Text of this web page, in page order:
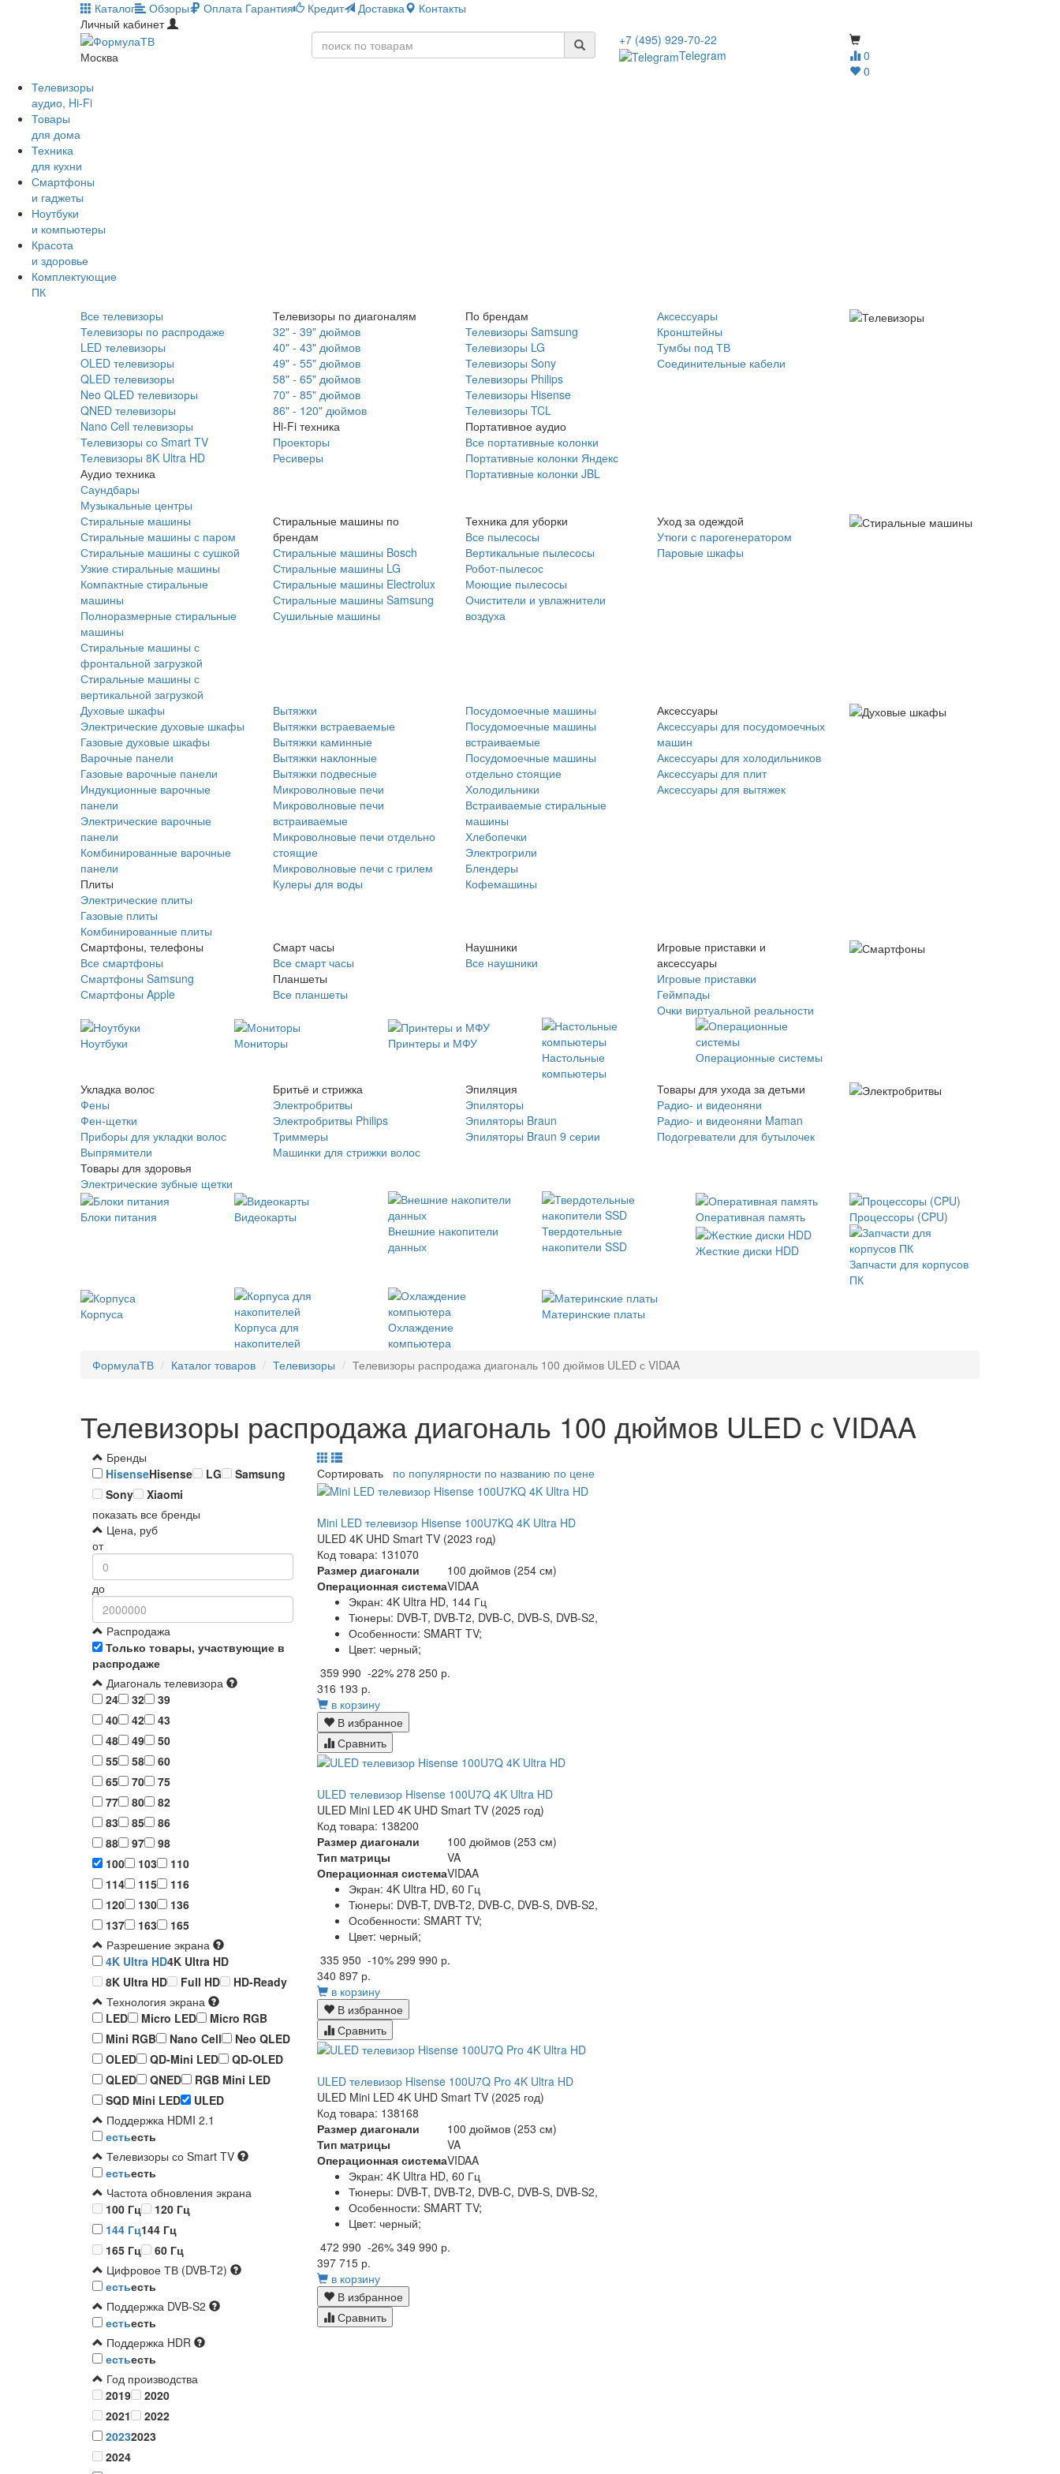
Каталог Обзоры Оплата Гарантия Кредит Доставка
Контакты
Личный кабинет
Москва
0
0
+7 (495) 929-70-22
Telegram
Телевизоры
аудио, Hi-Fi
Товары
для дома
Техника
для кухни
Смартфоны
и гаджеты
Ноутбуки
и компьютеры
Красота
и здоровье
Комплектующие
ПК
Все телевизоры
Телевизоры по распродаже
LED телевизоры
OLED телевизоры
QLED телевизоры
Neo QLED телевизоры
QNED телевизоры
Nano Cell телевизоры
Телевизоры со Smart TV
Телевизоры 8K Ultra HD
Аудио техника
Саундбары
Музыкальные центры
Телевизоры по диагоналям
32" - 39" дюймов
40" - 43" дюймов
49" - 55" дюймов
58" - 65" дюймов
70" - 85" дюймов
86" - 120" дюймов
Hi-Fi техника
Проекторы
Ресиверы
По брендам
Телевизоры Samsung
Телевизоры LG
Телевизоры Sony
Телевизоры Philips
Телевизоры Hisense
Телевизоры TCL
Портативное аудио
Все портативные колонки
Портативные колонки Яндекс
Портативные колонки JBL
Аксессуары
Кронштейны
Тумбы под ТВ
Соединительные кабели
Стиральные машины
Стиральные машины с паром
Стиральные машины с сушкой
Узкие стиральные машины
Компактные стиральные
машины
Полноразмерные стиральные
машины
Стиральные машины с
фронтальной загрузкой
Стиральные машины с
вертикальной загрузкой
Стиральные машины по
брендам
Стиральные машины Bosch
Стиральные машины LG
Стиральные машины Electrolux
Стиральные машины Samsung
Сушильные машины
Техника для уборки
Все пылесосы
Вертикальные пылесосы
Робот-пылесос
Моющие пылесосы
Очистители и увлажнители
воздуха
Уход за одеждой
Утюги с парогенератором
Паровые шкафы
Духовые шкафы
Электрические духовые шкафы
Газовые духовые шкафы
Варочные панели
Газовые варочные панели
Индукционные варочные
панели
Электрические варочные
панели
Комбинированные варочные
панели
Плиты
Электрические плиты
Газовые плиты
Комбинированные плиты
Вытяжки
Вытяжки встраеваемые
Вытяжки каминные
Вытяжки наклонные
Вытяжки подвесные
Микроволновые печи
Микроволновые печи
встраиваемые
Микроволновые печи отдельно
стоящие
Микроволновые печи с грилем
Кулеры для воды
Посудомоечные машины
Посудомоечные машины
встраиваемые
Посудомоечные машины
отдельно стоящие
Холодильники
Встраиваемые стиральные
машины
Хлебопечки
Электрогрили
Блендеры
Кофемашины
Аксессуары
Аксессуары для посудомоечных
машин
Аксессуары для холодильников
Аксессуары для плит
Аксессуары для вытяжек
Смартфоны, телефоны
Все смартфоны
Смартфоны Samsung
Смартфоны Apple
Смарт часы
Все смарт часы
Планшеты
Все планшеты
Наушники
Все наушники
Игровые приставки и
аксессуары
Игровые приставки
Геймпады
Очки виртуальной реальности
Ноутбуки Мониторы
Принтеры и МФУ
Настольные
компьютеры
Операционные системы
Укладка волос
Фены
Фен-щетки
Приборы для укладки волос
Выпрямители
Товары для здоровья
Электрические зубные щетки
Бритьё и стрижка
Электробритвы
Электробритвы Philips
Триммеры
Машинки для стрижки волос
Эпиляция
Эпиляторы
Эпиляторы Braun
Эпиляторы Braun 9 серии
Товары для ухода за детьми
Радио- и видеоняни
Радио- и видеоняни Maman
Подогреватели для бутылочек
Блоки питания
Видеокарты
Внешние накопители
данных
Твердотельные
накопители SSD
Оперативная память Процессоры (CPU)
Жесткие диски HDD
Запчасти для корпусов
ПК
Корпуса
Корпуса для
накопителей
Охлаждение
компьютера
Материнские платы
ФормулаТВ Каталог товаров Телевизоры Телевизоры распродажа диагональ 100 дюймов ULED с VIDAA
Телевизоры распродажа диагональ 100 дюймов ULED с VIDAA
Бренды
HisenseHisense LG
Samsung
Sony
Xiaomi
показать все бренды
Цена, руб
от
до
Распродажа
Только товары, участвующие в
распродаже
Диагональ телевизора
24
32
39
40
42
43
48
49
50
55
58
60
65
70
75
77
80
82
83
85
86
88
97
98
100
103
110
114
115
116
120
130
136
137
163
165
Разрешение экрана
4K Ultra HD4K Ultra HD
8K Ultra HD
Full HD
HD-Ready
Технология экрана
LED
Micro LED
Micro RGB
Mini RGB
Nano Cell
Neo QLED
OLED
QD-Mini LED
QD-OLED
QLED
QNED
RGB Mini LED
SQD Mini LED
ULED
Поддержка HDMI 2.1
естьесть
Телевизоры со Smart TV
естьесть
Частота обновления экрана
100 Гц
120 Гц
144 Гц144 Гц
165 Гц
60 Гц
Цифровое ТВ (DVB-T2)
естьесть
Поддержка DVB-S2
естьесть
Поддержка HDR
естьесть
Год производства
2019
2020
2021
2022
20232023
2024
Сортировать по популярности по названию по цене
Mini LED телевизор Hisense 100U7KQ 4K Ultra HD
ULED 4K UHD Smart TV (2023 год)
Код товара: 131070
Размер диагонали
100 дюймов (254 см)
Операционная системаVIDAA
Экран: 4K Ultra HD, 144 Гц
Тюнеры: DVB-T, DVB-T2, DVB-C, DVB-S, DVB-S2,
Особенности: SMART TV;
Цвет: черный;
359 990 -22% 278 250 р.
316 193 р.
в корзину
В избранное
Сравнить
ULED телевизор Hisense 100U7Q 4K Ultra HD
ULED Mini LED 4K UHD Smart TV (2025 год)
Код товара: 138200
Размер диагонали
100 дюймов (253 см)
Тип матрицы
VA
Операционная системаVIDAA
Экран: 4K Ultra HD, 60 Гц
Тюнеры: DVB-T, DVB-T2, DVB-C, DVB-S, DVB-S2,
Особенности: SMART TV;
Цвет: черный;
335 950 -10% 299 990 р.
340 897 р.
в корзину
В избранное
Сравнить
ULED телевизор Hisense 100U7Q Pro 4K Ultra HD
ULED Mini LED 4K UHD Smart TV (2025 год)
Код товара: 138168
Размер диагонали
100 дюймов (253 см)
Тип матрицы
VA
Операционная системаVIDAA
Экран: 4K Ultra HD, 60 Гц
Тюнеры: DVB-T, DVB-T2, DVB-C, DVB-S, DVB-S2,
Особенности: SMART TV;
Цвет: черный;
472 990 -26% 349 990 р.
397 715 р.
в корзину
В избранное
Сравнить